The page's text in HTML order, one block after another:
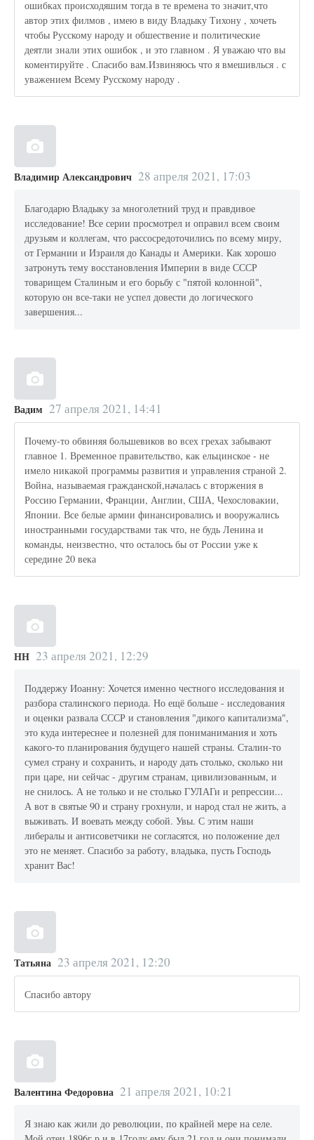
ошибках происходяшим тогда в те времена то значит,что
автор этих филмов , имею в виду Владыку Тихону , хочеть
чтобы Русскому народу и обшествение и политические
деятли знали этих ошибок , и это главном . Я уважаю что вы
коментируйте . Спасибо вам.Извиняюсь что я вмешивлься . с
уважением Всему Русскому народу .
Владимир Александрович 28 апреля 2021, 17:03
Благодарю Владыку за многолетний труд и правдивое
исследование! Все серии просмотрел и оправил всем своим
друзьям и коллегам, что рассосредоточились по всему миру,
от Германии и Израиля до Канады и Америки. Как хорошо
затронуть тему восстановления Империи в виде СССР
товарищем Сталиным и его борьбу с "пятой колонной",
которую он все-таки не успел довести до логического
завершения...
Вадим 27 апреля 2021, 14:41
Почему-то обвиняя большевиков во всех грехах забывают
главное 1. Временное правительство, как ельцинское - не
имело никакой программы развития и управления страной 2.
Война, называемая гражданской,началась с вторжения в
Россию Германии, Франции, Англии, США, Чехословакии,
Японии. Все белые армии финансировались и вооружались
иностранными государствами так что, не будь Ленина и
команды, неизвестно, что осталось бы от России уже к
середине 20 века
НН 23 апреля 2021, 12:29
Поддержу Иоанну: Хочется именно честного исследования и
разбора сталинского периода. Но ещё больше - исследования
и оценки развала СССР и становления "дикого капитализма",
это куда интереснее и полезней для пониманимания и хоть
какого-то планирования будущего нашей страны. Сталин-то
сумел страну и сохранить, и народу дать столько, сколько ни
при царе, ни сейчас - другим странам, цивилизованным, и
не снилось. А не только и не столько ГУЛАГи и репрессии...
А вот в святые 90 и страну грохнули, и народ стал не жить, а
выживать. И воевать между собой. Увы. С этим наши
либералы и антисоветчики не согласятся, но положение дел
это не меняет. Спасибо за работу, владыка, пусть Господь
хранит Вас!
Татьяна 23 апреля 2021, 12:20
Спасибо автору
Валентина Федоровна 21 апреля 2021, 10:21
Я знаю как жили до революции, по крайней мере на селе.